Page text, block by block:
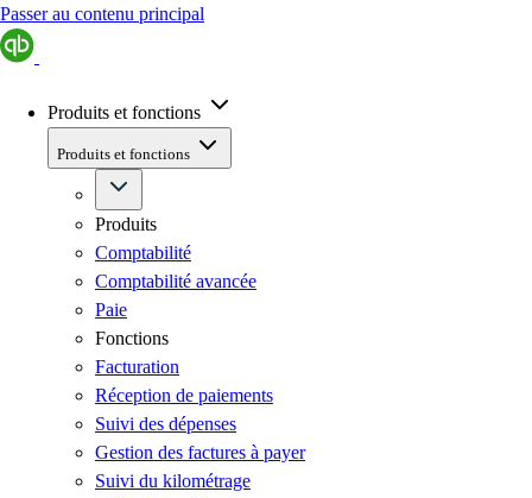
Passer au contenu principal
Produits et fonctions
Produits et fonctions
Produits
Comptabilité
Comptabilité avancée
Paie
Fonctions
Facturation
Réception de paiements
Suivi des dépenses
Gestion des factures à payer
Suivi du kilométrage